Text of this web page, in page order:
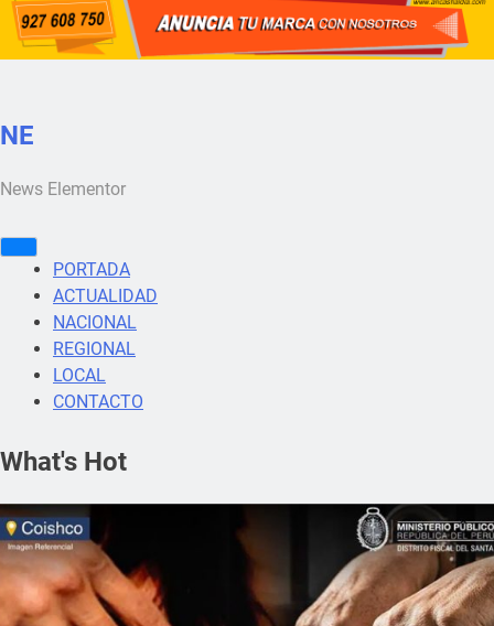
NE
News Elementor
PORTADA
ACTUALIDAD
NACIONAL
REGIONAL
LOCAL
CONTACTO
What's Hot